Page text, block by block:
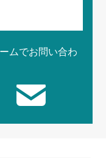
ムでお問い合わ